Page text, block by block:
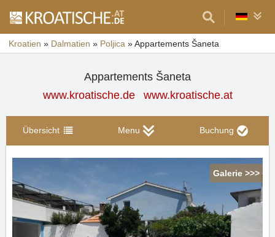
Kroatien » Dalmatien » Poljica »Appartements Šaneta
Appartements Šaneta
www.kroatische.de
www.kroatische.at
Übersicht Menu Buchung
Galerie >>>